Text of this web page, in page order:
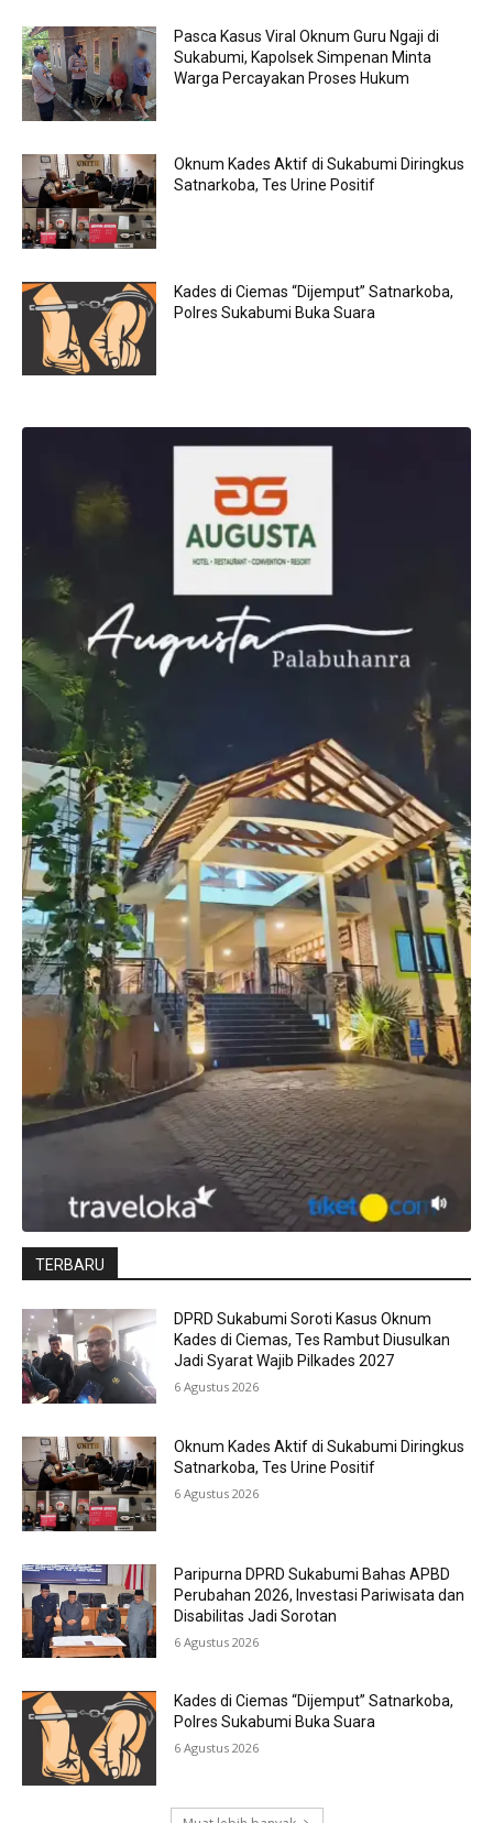
Pasca Kasus Viral Oknum Guru Ngaji di
Sukabumi, Kapolsek Simpenan Minta
Warga Percayakan Proses Hukum
Oknum Kades Aktif di Sukabumi Diringkus
Satnarkoba, Tes Urine Positif
Kades di Ciemas “Dijemput” Satnarkoba,
Polres Sukabumi Buka Suara
TERBARU
DPRD Sukabumi Soroti Kasus Oknum
Kades di Ciemas, Tes Rambut Diusulkan
Jadi Syarat Wajib Pilkades 2027
6 Agustus 2026
Oknum Kades Aktif di Sukabumi Diringkus
Satnarkoba, Tes Urine Positif
6 Agustus 2026
Paripurna DPRD Sukabumi Bahas APBD
Perubahan 2026, Investasi Pariwisata dan
Disabilitas Jadi Sorotan
6 Agustus 2026
Kades di Ciemas “Dijemput” Satnarkoba,
Polres Sukabumi Buka Suara
6 Agustus 2026